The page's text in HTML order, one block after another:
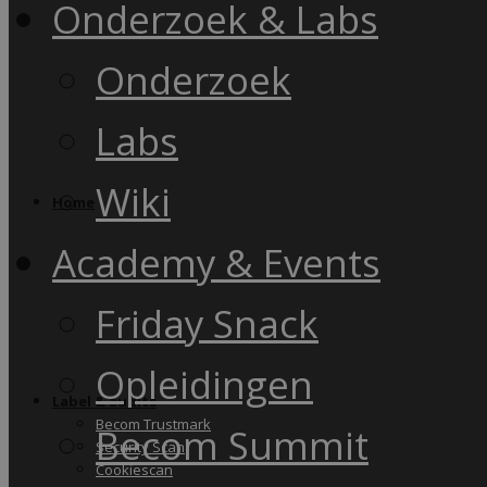
Label & audits
Becom Trustmark
Security Scan
Cookiescan
Onderzoek & Labs
Onderzoek
Labs
Wiki
Academy & Events
Friday Snack
Opleidingen
Becom Summit